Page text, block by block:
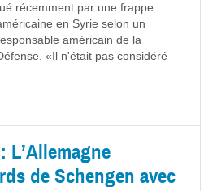
récemment par une frappe
en Syrie selon un
américain de la
«Il n'était pas considéré
L’Allemagne
de Schengen avec